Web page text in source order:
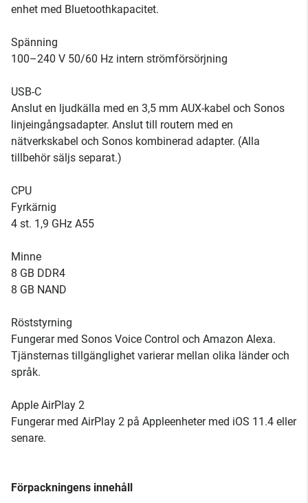
enhet med Bluetoothkapacitet.
Spänning
100–240 V 50/60 Hz intern strömförsörjning
USB-C
Anslut en ljudkälla med en 3,5 mm AUX-kabel och Sonos
linjeingångsadapter. Anslut till routern med en
nätverkskabel och Sonos kombinerad adapter. (Alla
tillbehör säljs separat.)
CPU
Fyrkärnig
4 st. 1,9 GHz A55
Minne
8 GB DDR4
8 GB NAND
Röststyrning
Fungerar med Sonos Voice Control och Amazon Alexa.
Tjänsternas tillgänglighet varierar mellan olika länder och
språk.
Apple AirPlay 2
Fungerar med AirPlay 2 på Appleenheter med iOS 11.4 eller
senare.
Förpackningens innehåll